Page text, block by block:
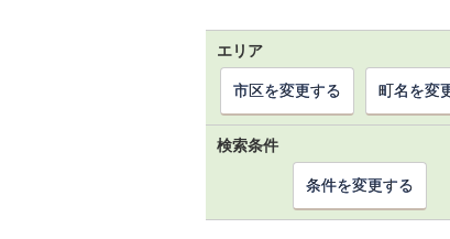
エリア
市区を変更する 町名を変
検索条件
条件を変更する